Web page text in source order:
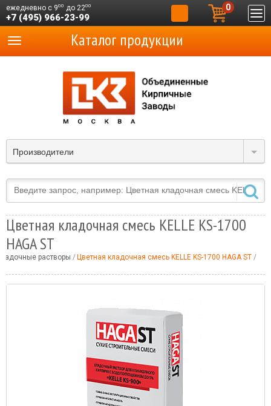
ежедневно с 900 до 2200
+7 (495) 966-23-99
0
Производители
Каталог продукции
Цветная кладочная смесь KELLE KS-1700
HAGA ST
растворы Цветная кладочная смесь KELLE KS-1700 HAGA ST